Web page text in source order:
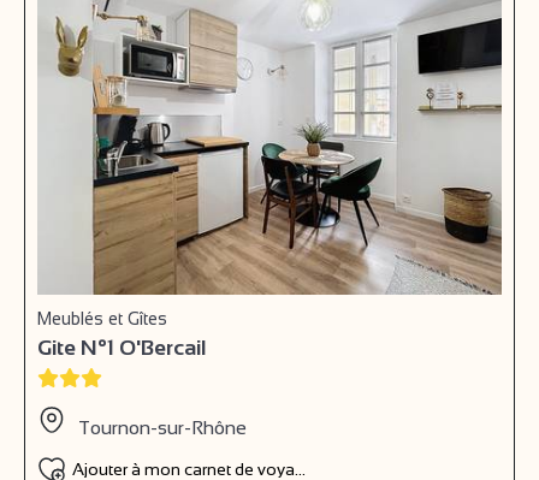
Meublés et Gîtes
Gite N°1 O'Bercail
Tournon-sur-Rhône
Ajouter à mon carnet de voyage